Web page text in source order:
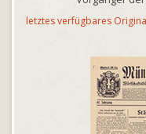
letztes verfügbares